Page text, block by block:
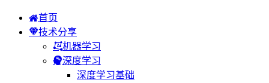
首页
技术分享
机器学习
深度学习
深度学习基础